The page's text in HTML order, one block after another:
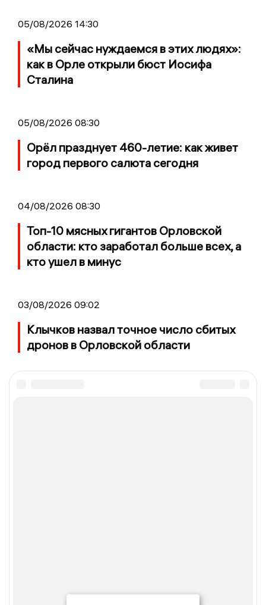
05/08/2026 14:30
«Мы сейчас нуждаемся в этих людях»:
как в Орле открыли бюст Иосифа
Сталина
05/08/2026 08:30
Орёл празднует 460-летие: как живет
город первого салюта сегодня
04/08/2026 08:30
Топ-10 мясных гигантов Орловской
области: кто заработал больше всех, а
кто ушел в минус
03/08/2026 09:02
Клычков назвал точное число сбитых
дронов в Орловской области